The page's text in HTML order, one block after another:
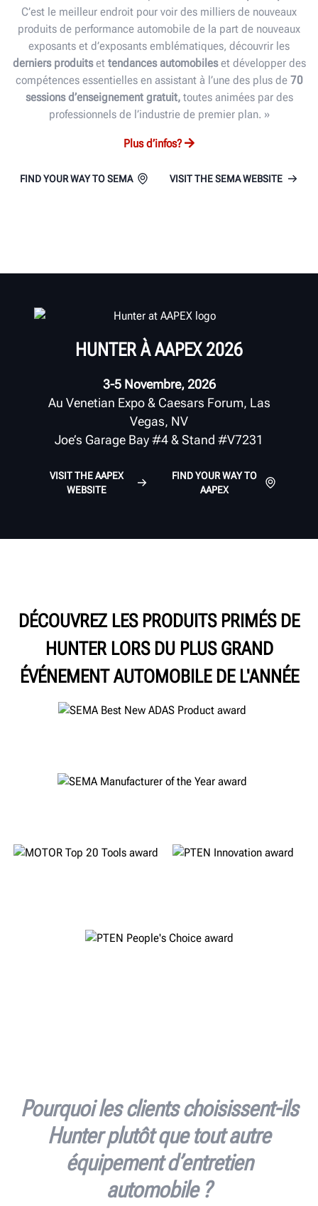
C’est le meilleur endroit pour voir des milliers de nouveaux
produits de performance automobile de la part de nouveaux
exposants et d’exposants emblématiques, découvrir les
derniers produitsettendances automobileset développer des
compétences essentielles en assistant à l’une des plus de 70
sessions d’enseignement gratuit,toutes animées par des
professionnels de l’industrie de premier plan. »
Plus d’infos?
FIND YOUR WAY TO SEMA VISIT THE SEMA WEBSITE
HUNTER À AAPEX 2026
3-5 Novembre, 2026
Au Venetian Expo & Caesars Forum, Las
Vegas, NV
Joe’s Garage Bay #4 & Stand #V7231
VISIT THE AAPEX
WEBSITE
FIND YOUR WAY TO
AAPEX
DÉCOUVREZ LES PRODUITS PRIMÉS DE
HUNTER LORS DU PLUS GRAND
ÉVÉNEMENT AUTOMOBILE DE L'ANNÉE
Pourquoi les clients choisissent-ils
Hunter plutôt que tout autre
équipement d’entretien
automobile ?